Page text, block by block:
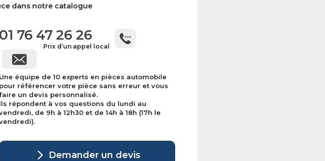
dans notre catalogue
01 76 47 26 26
Prix d’un appel local
Une équipe de 10 experts en pièces automobile
pour référencer votre pièce sans erreur et vous
faire un devis personnalisé.
Ils répondent à vos questions du lundi au
de 9h à 12h30 et de 14h à 18h (17h le
Demander un devis